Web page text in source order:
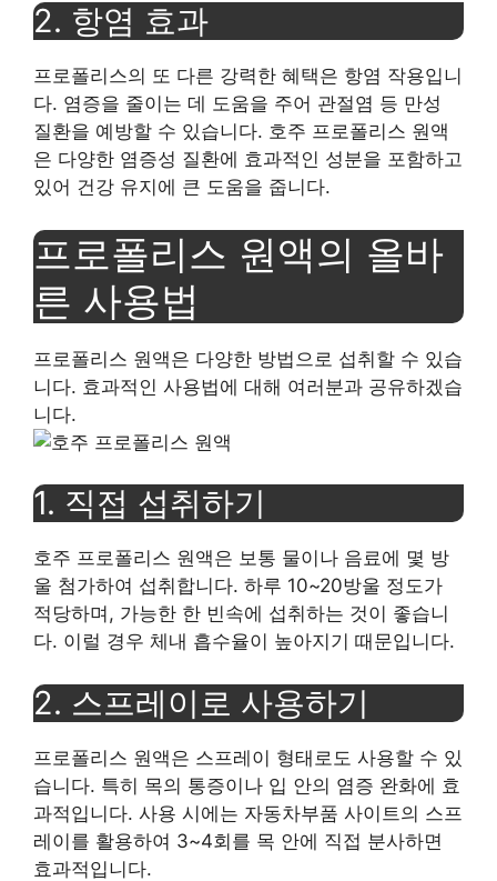
2. 항염 효과
프로폴리스의 또 다른 강력한 혜택은 항염 작용입니
다. 염증을 줄이는 데 도움을 주어 관절염 등 만성
질환을 예방할 수 있습니다. 호주 프로폴리스 원액
은 다양한 염증성 질환에 효과적인 성분을 포함하고
있어 건강 유지에 큰 도움을 줍니다.
프로폴리스 원액의 올바
른 사용법
프로폴리스 원액은 다양한 방법으로 섭취할 수 있습
니다. 효과적인 사용법에 대해 여러분과 공유하겠습
니다.
1. 직접 섭취하기
호주 프로폴리스 원액은 보통 물이나 음료에 몇 방
울 첨가하여 섭취합니다. 하루 10~20방울 정도가
적당하며, 가능한 한 빈속에 섭취하는 것이 좋습니
다. 이럴 경우 체내 흡수율이 높아지기 때문입니다.
2. 스프레이로 사용하기
프로폴리스 원액은 스프레이 형태로도 사용할 수 있
습니다. 특히 목의 통증이나 입 안의 염증 완화에 효
과적입니다. 사용 시에는 자동차부품 사이트의 스프
레이를 활용하여 3~4회를 목 안에 직접 분사하면
효과적입니다.